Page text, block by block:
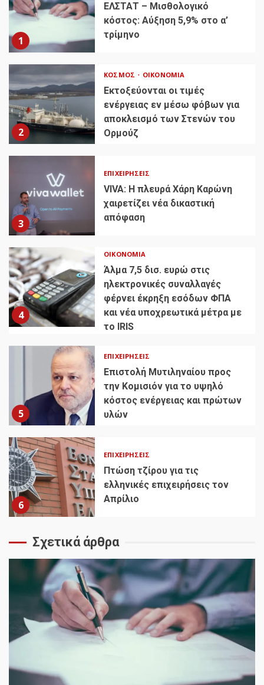
1
ΕΛΣΤΑΤ – Μισθολογικό
κόστος: Αύξηση 5,9% στο α’
τρίμηνο
2
ΚΌΣΜΟΣ ΟΙΚΟΝΟΜΊΑ
Εκτοξεύονται οι τιμές
ενέργειας εν μέσω φόβων για
αποκλεισμό των Στενών του
Ορμούζ
3
ΕΠΙΧΕΙΡΉΣΕΙΣ
VIVA: Η πλευρά Χάρη Καρώνη
χαιρετίζει νέα δικαστική
απόφαση
4
ΟΙΚΟΝΟΜΊΑ
Άλμα 7,5 δισ. ευρώ στις
ηλεκτρονικές συναλλαγές
φέρνει έκρηξη εσόδων ΦΠΑ
και νέα υποχρεωτικά μέτρα με
το IRIS
5
ΕΠΙΧΕΙΡΉΣΕΙΣ
Επιστολή Μυτιληναίου προς
την Κομισιόν για το υψηλό
κόστος ενέργειας και πρώτων
υλών
6
ΕΠΙΧΕΙΡΉΣΕΙΣ
Πτώση τζίρου για τις
ελληνικές επιχειρήσεις τον
Απρίλιο
Σχετικά άρθρα